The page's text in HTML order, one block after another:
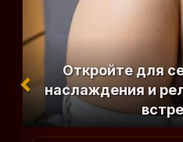
Откройте для
наслаждения и